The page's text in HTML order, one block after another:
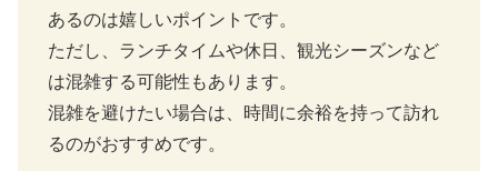
あるのは嬉しいポイントです。
ただし、ランチタイムや休日、観光シーズンなど
は混雑する可能性もあります。
混雑を避けたい場合は、時間に余裕を持って訪れ
るのがおすすめです。